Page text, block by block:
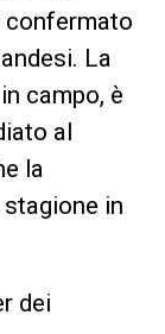
confermato
La
campo, è
al
la
in
dei